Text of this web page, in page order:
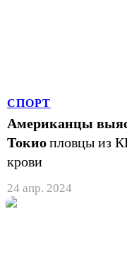
СПОРТ
Американцы
Токиопловцы из
крови
24 апр. 2024